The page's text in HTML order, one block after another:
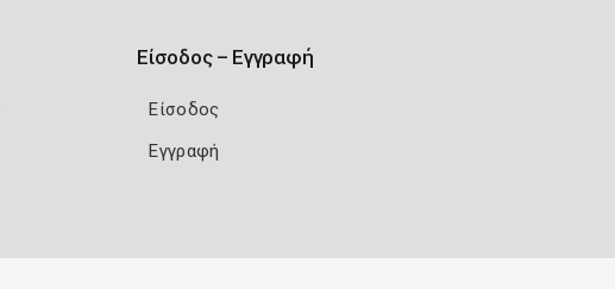
Είσοδος – Εγγραφή
Είσοδος
Εγγραφή